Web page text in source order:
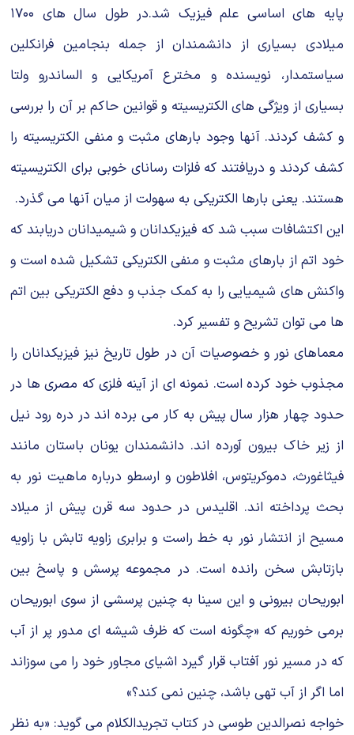
پایه هاى اساسى علم فیزیک شد.در طول سال هاى ۱۷۰۰
میلادى بسیارى از دانشمندان از جمله بنجامین فرانکلین
سیاستمدار، نویسنده و مخترع آمریکایى و الساندرو ولتا
بسیارى از ویژگى هاى الکتریسیته و قوانین حاکم بر آن را بررسى
و کشف کردند. آنها وجود بارهاى مثبت و منفى الکتریسیته را
کشف کردند و دریافتند که فلزات رساناى خوبى براى الکتریسیته
هستند. یعنى بارها الکتریکى به سهولت از میان آنها مى گذرد.
این اکتشافات سبب شد که فیزیکدانان و شیمیدانان دریابند که
خود اتم از بارهاى مثبت و منفى الکتریکى تشکیل شده است و
واکنش هاى شیمیایى را به کمک جذب و دفع الکتریکى بین اتم
ها مى توان تشریح و تفسیر کرد.
معماهاى نور و خصوصیات آن در طول تاریخ نیز فیزیکدانان را
مجذوب خود کرده است. نمونه اى از آینه فلزى که مصرى ها در
حدود چهار هزار سال پیش به کار مى برده اند در دره رود نیل
از زیر خاک بیرون آورده اند. دانشمندان یونان باستان مانند
فیثاغورث، دموکریتوس، افلاطون و ارسطو درباره ماهیت نور به
بحث پرداخته اند. اقلیدس در حدود سه قرن پیش از میلاد
مسیح از انتشار نور به خط راست و برابرى زاویه تابش با زاویه
بازتابش سخن رانده است. در مجموعه پرسش و پاسخ بین
ابوریحان بیرونى و این سینا به چنین پرسشى از سوى ابوریحان
برمى خوریم که «چگونه است که ظرف شیشه اى مدور پر از آب
که در مسیر نور آفتاب قرار گیرد اشیاى مجاور خود را مى سوزاند
اما اگر از آب تهى باشد، چنین نمى کند؟»
خواجه نصرالدین طوسى در کتاب تجریدالکلام مى گوید: «به نظر